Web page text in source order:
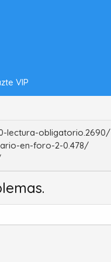
VIP
lectura-obligatorio.2690/
en-foro-2-0.478/